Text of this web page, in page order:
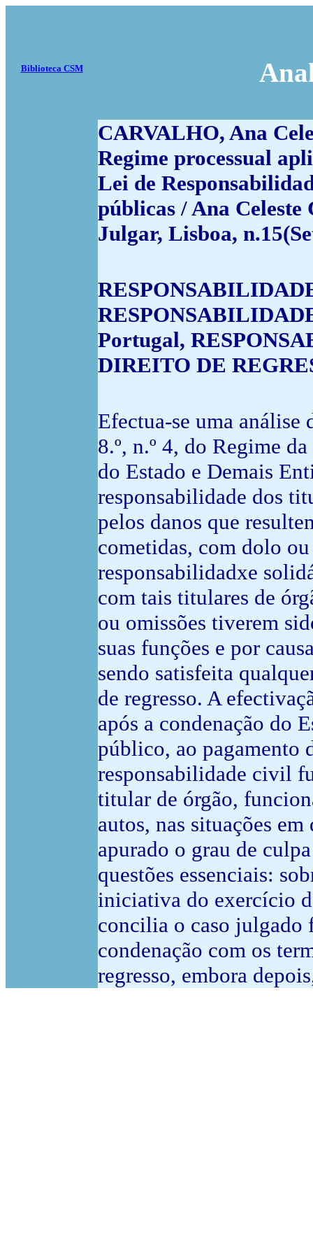
Biblioteca CSM
CARVALHO, Ana
Regime processual
Lei de
públicas / Ana Celeste
Julgar, Lisboa,
Portugal,
DIREITO DE
Efectua-se uma
8.º, n.º 4, do Regime
do Estado e Demais
responsabilidade dos
pelos danos que
cometidas, com dolo
responsabilidadxe
com tais titulares de
ou omissões tiverem
suas funções e por
sendo satisfeita
de regresso. A
após a condenação do
público, ao pagamento
responsabilidade civil
titular de órgão,
autos, nas situações
apurado o grau de
questões essenciais:
iniciativa do exercício
concilia o caso julgado
condenação com os
regresso, embora